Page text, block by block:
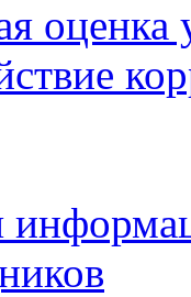
оценка